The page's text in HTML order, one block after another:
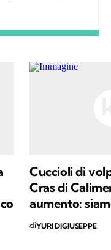
sugli animali e
natura e la
e di chiunque
Cuccioli di
Cras di
aumento:
diYURI DIGIUSEPPE